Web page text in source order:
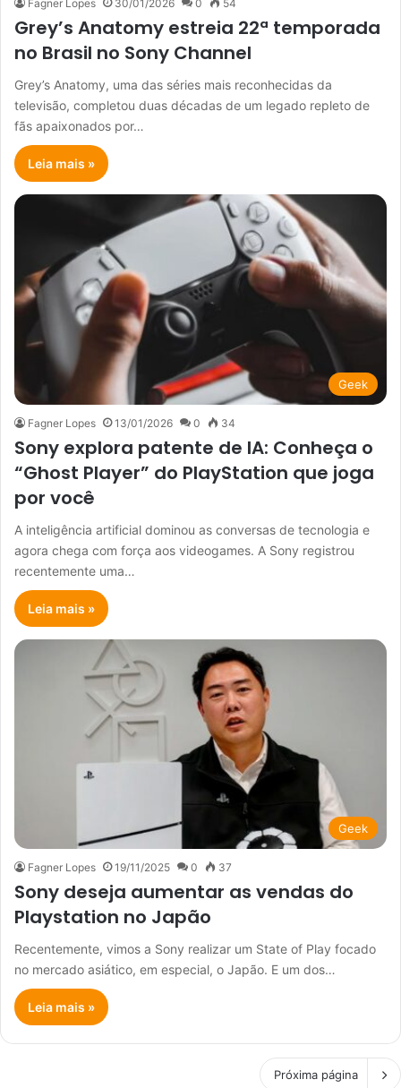
Fagner Lopes 30/01/2026 0 54
Grey’s Anatomy estreia 22ª temporada
no Brasil no Sony Channel
Grey’s Anatomy, uma das séries mais reconhecidas da
televisão, completou duas décadas de um legado repleto de
fãs apaixonados por…
Leia mais »
Geek
Fagner Lopes 13/01/2026 0 34
Sony explora patente de IA: Conheça o
“Ghost Player” do PlayStation que joga
por você
A inteligência artificial dominou as conversas de tecnologia e
agora chega com força aos videogames. A Sony registrou
recentemente uma…
Leia mais »
Geek
Fagner Lopes 19/11/2025 0 37
Sony deseja aumentar as vendas do
Playstation no Japão
Recentemente, vimos a Sony realizar um State of Play focado
no mercado asiático, em especial, o Japão. E um dos…
Leia mais »
Próxima página